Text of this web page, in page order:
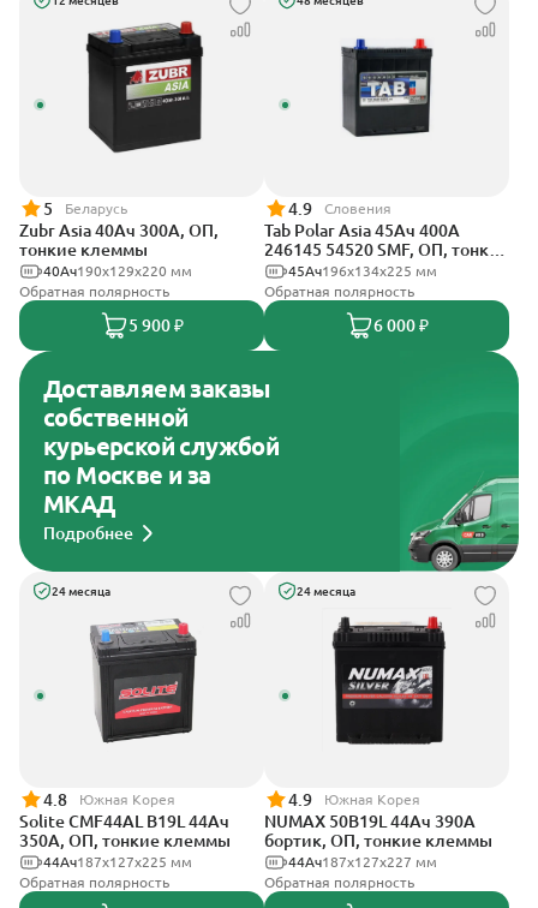
5 Беларусь
Zubr Asia 40Ач 300А, ОП,
тонкие клеммы
190x129x220 мм
40Ач
Обратная полярность
5 900 ₽
4.9 Словения
Tab Polar Asia 45Ач 400А
246145 54520 SMF, ОП, тонкие
клеммы196x134x225 мм
45Ач
Обратная полярность
6 000 ₽
Доставляем заказы
собственной
курьерской службой
по Москве и за
МКАД
Подробнее
24 месяца
4.8 Южная Корея
Solite CMF44AL B19L 44Ач
350А, ОП, тонкие клеммы
187x127x225 мм
44Ач
Обратная полярность
24 месяца
4.9 Южная Корея
NUMAX 50B19L 44Ач 390А
бортик, ОП, тонкие клеммы
187х127х227 мм
44Ач
Обратная полярность